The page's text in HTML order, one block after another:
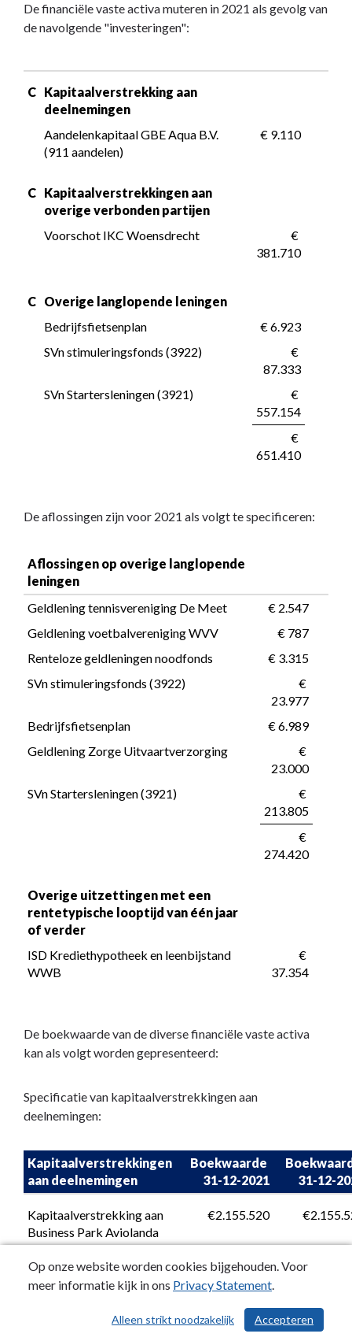
De financiële vaste activa muteren in 2021 als gevolg van
de navolgende "investeringen":
C Kapitaalverstrekking aan
deelnemingen
Aandelenkapitaal GBE Aqua B.V.
(911 aandelen)
€ 9.110
C Kapitaalverstrekkingen aan
overige verbonden partijen
Voorschot IKC Woensdrecht
381.710
C Overige langlopende leningen
Bedrijfsfietsenplan
€ 6.923
SVn stimuleringsfonds (3922)
87.333
SVn Startersleningen (3921)
557.154
651.410
De aflossingen zijn voor 2021 als volgt te specificeren:
Aflossingen op overige langlopende
leningen
Geldlening tennisvereniging De Meet
€ 2.547
Geldlening voetbalvereniging WVV
€ 787
Renteloze geldleningen noodfonds
€ 3.315
SVn stimuleringsfonds (3922)
23.977
Bedrijfsfietsenplan
€ 6.989
Geldlening Zorge Uitvaartverzorging
23.000
SVn Startersleningen (3921)
213.805
274.420
Overige uitzettingen met een
rentetypische looptijd van één jaar
of verder
ISD Krediethypotheek en leenbijstand
WWB
37.354
De boekwaarde van de diverse financiële vaste activa
kan als volgt worden gepresenteerd:
Specificatie van kapitaalverstrekkingen aan
deelnemingen:
Kapitaalverstrekkingen
aan deelnemingen
Boekwaarde
31-12-2021
31-12-
Kapitaalverstrekking aan
Business Park Aviolanda
BV
€2.155.520
Aandelenkapitaal SAVER
NV
€299.640
Aandelen NV Bank
€28.080 / 587
Op onze website worden cookies bijgehouden. Voor
meer informatie kijk in ons Privacy Statement.
Accepteren
Alleen strikt noodzakelijk